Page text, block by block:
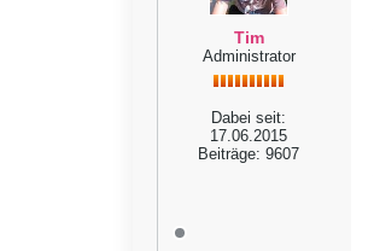
Tim
Administrator
Dabei seit:
17.06.2015
Beiträge: 9607